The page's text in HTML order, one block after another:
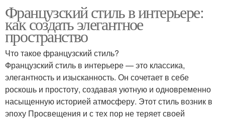
Французский стиль в интерьере:
как создать элегантное
пространство
Что такое французский стиль?
Французский стиль в интерьере — это классика,
элегантность и изысканность. Он сочетает в себе
роскошь и простоту, создавая уютную и одновременно
насыщенную историей атмосферу. Этот стиль возник в
эпоху Просвещения и с тех пор не теряет своей